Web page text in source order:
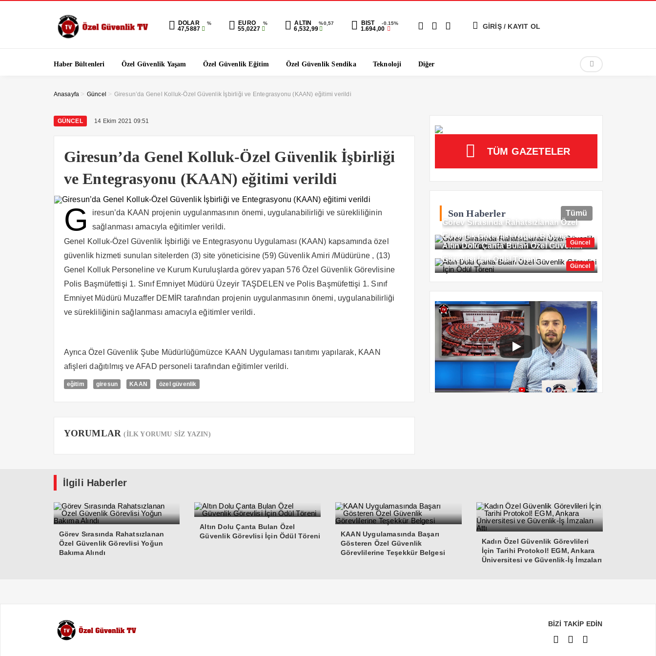
DOLAR %
47,5887
EURO %
55,0227
ALTIN %0,57
6,532,99
BIST -0.15%
1.694,00 GİRİŞ / KAYIT OL
Haber Bültenleri Özel Güvenlik Yaşam Özel Güvenlik Eğitim Özel Güvenlik Sendika Teknoloji Diğer
Anasayfa > Güncel > Giresun’da Genel Kolluk-Özel Güvenlik İşbirliği ve Entegrasyonu (KAAN) eğitimi verildi
GÜNCEL 14 Ekim 2021 09:51
Giresun’da Genel Kolluk-Özel Güvenlik İşbirliği
ve Entegrasyonu (KAAN) eğitimi verildi
G
iresun’da KAAN projenin uygulanmasının önemi, uygulanabilirliği ve sürekliliğinin
sağlanması amacıyla eğitimler verildi.
Genel Kolluk-Özel Güvenlik İşbirliği ve Entegrasyonu Uygulaması (KAAN) kapsamında özel
güvenlik hizmeti sunulan sitelerden (3) site yöneticisine (59) Güvenlik Amiri /Müdürüne , (13)
Genel Kolluk Personeline ve Kurum Kuruluşlarda görev yapan 576 Özel Güvenlik Görevlisine
Polis Başmüfettişi 1. Sınıf Emniyet Müdürü Üzeyir TAŞDELEN ve Polis Başmüfettişi 1. Sınıf
Emniyet Müdürü Muzaffer DEMİR tarafından projenin uygulanmasının önemi, uygulanabilirliği
ve sürekliliğinin sağlanması amacıyla eğitimler verildi.
Ayrıca Özel Güvenlik Şube Müdürlüğümüzce KAAN Uygulaması tanıtımı yapılarak, KAAN
afişleri dağıtılmış ve AFAD personeli tarafından eğitimler verildi.
eğitim giresun KAAN özel güvenlik
YORUMLAR(İLK YORUMU SİZ YAZIN)
TÜM GAZETELER
Son Haberler Tümü
Güncel
Görev Sırasında Rahatsızlanan Özel
Güvenlik Görevlisi Yoğun Bakıma
Alındı
Güncel
Altın Dolu Çanta Bulan Özel Güvenlik
Görevlisi İçin Ödül Töreni
İlgili Haberler
Görev Sırasında Rahatsızlanan
Özel Güvenlik Görevlisi Yoğun
Bakıma Alındı
Altın Dolu Çanta Bulan Özel
Güvenlik Görevlisi İçin Ödül Töreni
KAAN Uygulamasında Başarı
Gösteren Özel Güvenlik
Görevlilerine Teşekkür Belgesi
Kadın Özel Güvenlik Görevlileri
İçin Tarihi Protokol! EGM, Ankara
Üniversitesi ve Güvenlik-İş İmzaları
BİZİ TAKİP EDİN